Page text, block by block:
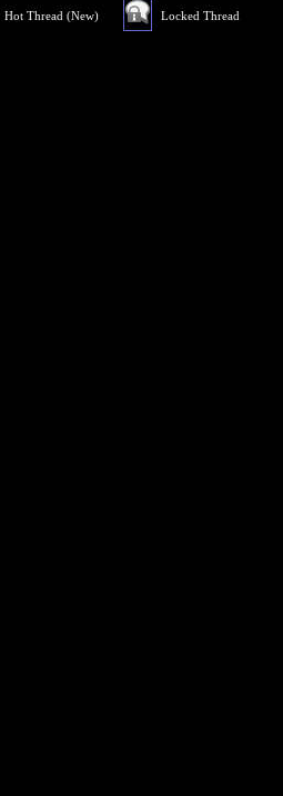
Hot Thread (New) Locked Thread